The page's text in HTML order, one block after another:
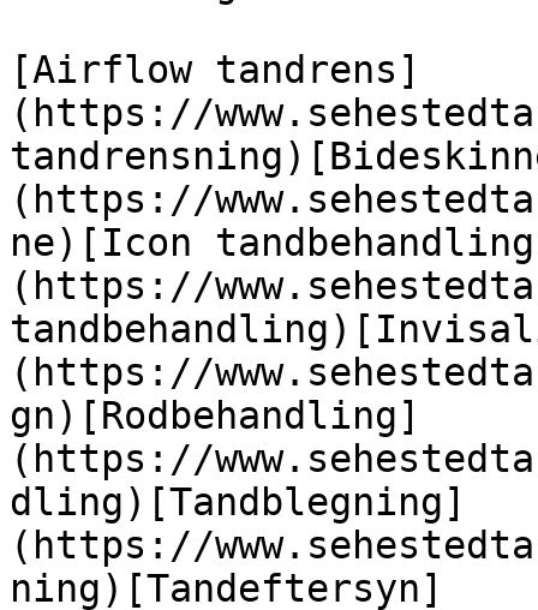
[Airflow tandrens]
(https://
(https://
ne)[Icon
(https://
(https://
gn)[Rodbehandling]
(https://
dling)[Tandblegning]
(https://
ning)[Tandeftersyn]